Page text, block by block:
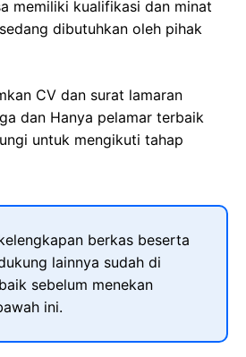
memiliki kualifikasi dan minat
dibutuhkan oleh pihak
CV dan surat lamaran
dan Hanya pelamar terbaik
untuk mengikuti tahap
berkas beserta
lainnya sudah di
sebelum menekan
ini.